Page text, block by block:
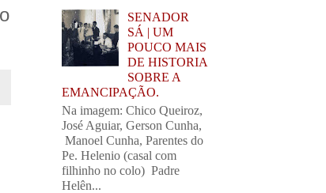
SENADOR
SÁ | UM
POUCO MAIS
DE HISTORIA
SOBRE A
EMANCIPAÇÃO.
Na imagem: Chico Queiroz,
José Aguiar, Gerson Cunha,
Manoel Cunha, Parentes do
Pe. Helenio (casal com
filhinho no colo) Padre
Helên...